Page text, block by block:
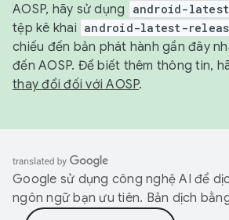
AOSP, hãy sử dụng
android-
tệp kê khai android-latest-
chiếu đến bản phát hành gần đây
đến AOSP. Để biết thêm thông tin,
thay đổi đối với AOSP.
Google sử dụng công nghệ AI để
ngôn ngữ bạn ưu tiên. Bản dịch